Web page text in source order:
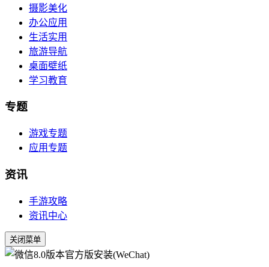
摄影美化
办公应用
生活实用
旅游导航
桌面壁纸
学习教育
专题
游戏专题
应用专题
资讯
手游攻略
资讯中心
关闭菜单